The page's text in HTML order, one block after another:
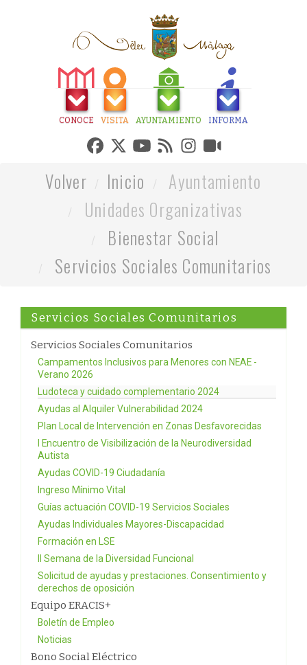
CONOCE VISITA AYUNTAMIENTO INFORMA
Volver Inicio
Ayuntamiento
Unidades Organizativas
Bienestar Social
Servicios Sociales Comunitarios
Servicios Sociales Comunitarios
Servicios Sociales Comunitarios
Campamentos Inclusivos para Menores con NEAE -
Verano 2026
Ludoteca y cuidado complementario 2024
Ayudas al Alquiler Vulnerabilidad 2024
Plan Local de Intervención en Zonas Desfavorecidas
I Encuentro de Visibilización de la Neurodiversidad
Autista
Ayudas COVID-19 Ciudadanía
Ingreso Mínimo Vital
Guías actuación COVID-19 Servicios Sociales
Ayudas Individuales Mayores-Discapacidad
Formación en LSE
II Semana de la Diversidad Funcional
Solicitud de ayudas y prestaciones. Consentimiento y
derechos de oposición
Equipo ERACIS+
Boletín de Empleo
Noticias
Bono Social Eléctrico